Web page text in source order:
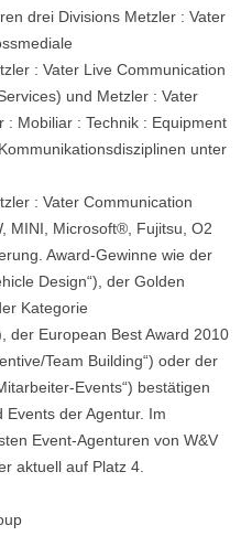
drei Divisions Metzler : Vater
: Vater Live Communication
und Metzler : Vater
: Mobiliar : Technik : Equipment
unter
: Vater Communication
MINI, Microsoft®, Fujitsu, O2
Award-Gewinne wie der
Design“), der Golden
Kategorie
der European Best Award 2010
Team Building“) oder der
Events“) bestätigen
der Agentur. Im
Event-Agenturen von W&V
aktuell auf Platz 4.